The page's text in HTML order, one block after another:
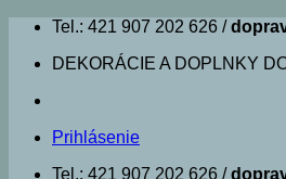
Skip
content
Tel.: 421 907 202 626 /
DEKORÁCIE A DOPLNKY
Prihlásenie
Tel.: 421 907 202 626 /